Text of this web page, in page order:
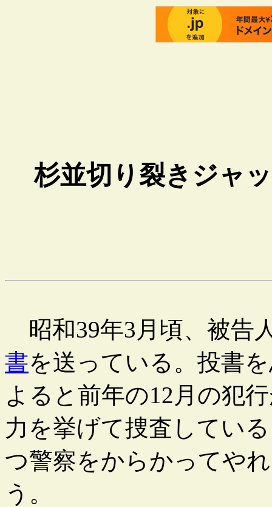
杉並切り裂きジャ
昭和39年3月頃、被告
書を送っている。投書
よると前年の12月の犯
力を挙げて捜査してい
つ警察をからかってや
う。